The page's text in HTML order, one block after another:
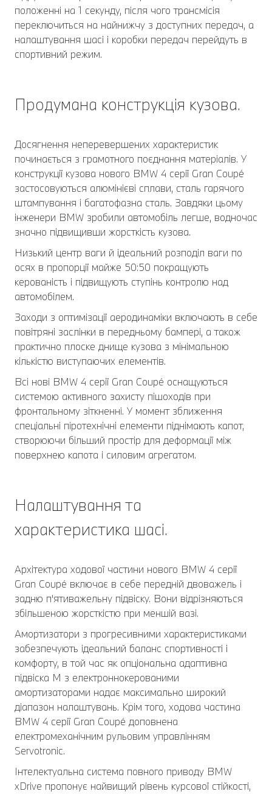
положенні на 1 секунду, після чого трансмісія
переключиться на найнижчу з доступних передач, а
налаштування шасі і коробки передач перейдуть в
спортивний режим.
Продумана конструкція кузова.
Досягнення неперевершених характеристик
починається з грамотного поєднання матеріалів. У
конструкції кузова нового BMW 4 серії Gran Coupé
застосовуються алюмінієві сплави, сталь гарячого
штампування і багатофазна сталь. Завдяки цьому
інженери BMW зробили автомобіль легше, водночас
значно підвищивши жорсткість кузова.
Низький центр ваги й ідеальний розподіл ваги по
осях в пропорції майже 50:50 покращують
керованість і підвищують ступінь контролю над
автомобілем.
Заходи з оптимізації аеродинаміки включають в себе
повітряні заслінки в передньому бампері, а також
практично плоске днище кузова з мінімальною
кількістю виступаючих елементів.
Всі нові BMW 4 серії Gran Coupé оснащуються
системою активного захисту пішоходів при
фронтальному зіткненні. У момент зближення
спеціальні піротехнічні елементи піднімають капот,
створюючи більший простір для деформації між
поверхнею капота і силовим агрегатом.
Налаштування та
характеристика шасі.
Архітектура ходової частини нового BMW 4 серії
Gran Coupé включає в себе передній двоважель і
задню п'ятиважельну підвіску. Вони відрізняються
збільшеною жорсткістю при меншій вазі.
Амортизатори з прогресивними характеристиками
забезпечують ідеальний баланс спортивності і
комфорту, в той час як опціональна адаптивна
підвіска М з електроннокерованими
амортизаторами надає максимально широкий
діапазон налаштувань. Крім того, ходова частина
BMW 4 серії Gran Coupé доповнена
електромеханічним рульовим управлінням
Servotronic.
Інтелектуальна система повного приводу BMW
xDrive пропонує найвищий рівень курсової стійкості,